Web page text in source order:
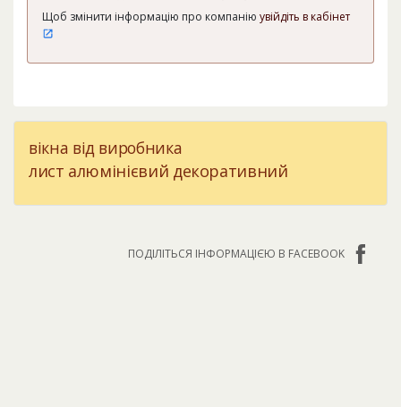
Щоб змінити інформацію про компанію увійдіть в кабінет
вікна від виробника
лист алюмінієвий декоративний
ПОДІЛІТЬСЯ ІНФОРМАЦІЄЮ В FACEBOOK